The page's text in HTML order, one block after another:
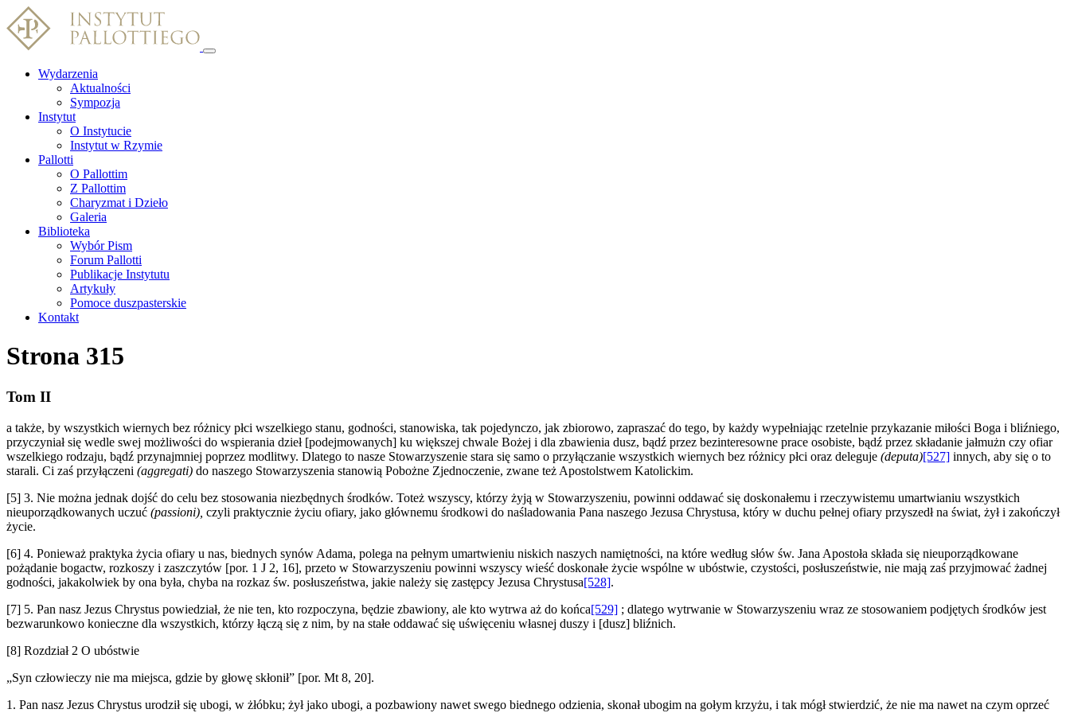
Wydarzenia
Aktualności
Sympozja
Instytut
O Instytucie
Instytut w Rzymie
Pallotti
O Pallottim
Z Pallottim
Charyzmat i Dzieło
Galeria
Biblioteka
Wybór Pism
Forum Pallotti
Publikacje Instytutu
Artykuły
Pomoce duszpasterskie
Kontakt
Strona 315
Tom II
a także, by wszystkich wiernych bez różnicy płci wszelkiego stanu, godności, stanowiska, tak pojedynczo, jak zbiorowo, zapraszać do tego, by każdy wypełniając rzetelnie przykazanie miłości Boga i bliźniego,
przyczyniał się wedle swej możliwości do wspierania dzieł [podejmowanych] ku większej chwale Bożej i dla zbawienia dusz, bądź przez bezinteresowne prace osobiste, bądź przez składanie jałmużn czy ofiar
wszelkiego rodzaju, bądź przynajmniej poprzez modlitwy. Dlatego to nasze Stowarzyszenie stara się samo o przyłączanie wszystkich wiernych bez różnicy płci oraz deleguje (deputa)[527] innych, aby się o to
starali. Ci zaś przyłączeni (aggregati) do naszego Stowarzyszenia stanowią Pobożne Zjednoczenie, zwane też Apostolstwem Katolickim.
[5] 3. Nie można jednak dojść do celu bez stosowania niezbędnych środków. Toteż wszyscy, którzy żyją w Stowarzyszeniu, powinni oddawać się doskonałemu i rzeczywistemu umartwianiu wszystkich
nieuporządkowanych uczuć (passioni), czyli praktycznie życiu ofiary, jako głównemu środkowi do naśladowania Pana naszego Jezusa Chrystusa, który w duchu pełnej ofiary przyszedł na świat, żył i zakończył
życie.
[6] 4. Ponieważ praktyka życia ofiary u nas, biednych synów Adama, polega na pełnym umartwieniu niskich naszych namiętności, na które według słów św. Jana Apostoła składa się nieuporządkowane
pożądanie bogactw, rozkoszy i zaszczytów [por. 1 J 2, 16], przeto w Stowarzyszeniu powinni wszyscy wieść doskonałe życie wspólne w ubóstwie, czystości, posłuszeństwie, nie mają zaś przyjmować żadnej
godności, jakakolwiek by ona była, chyba na rozkaz św. posłuszeństwa, jakie należy się zastępcy Jezusa Chrystusa[528].
[7] 5. Pan nasz Jezus Chrystus powiedział, że nie ten, kto rozpoczyna, będzie zbawiony, ale kto wytrwa aż do końca[529] ; dlatego wytrwanie w Stowarzyszeniu wraz ze stosowaniem podjętych środków jest
bezwarunkowo konieczne dla wszystkich, którzy łączą się z nim, by na stałe oddawać się uświęceniu własnej duszy i [dusz] bliźnich.
[8] Rozdział 2 O ubóstwie
„Syn człowieczy nie ma miejsca, gdzie by głowę skłonił” [por. Mt 8, 20].
1. Pan nasz Jezus Chrystus urodził się ubogi, w żłóbku; żył jako ubogi, a pozbawiony nawet swego biednego odzienia, skonał ubogim na gołym krzyżu, i tak mógł stwierdzić, że nie ma nawet na czym oprzeć